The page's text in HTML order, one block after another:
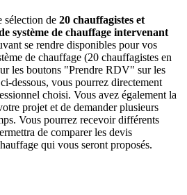
sélection de 20 chauffagistes et
système de chauffage intervenant
se rendre disponibles pour vos
de chauffage (20 chauffagistes en
les boutons "Prendre RDV" sur les
dessous, vous pourrez directement
choisi. Vous avez également la
projet et de demander plusieurs
Vous pourrez recevoir différents
de comparer les devis
qui vous seront proposés.